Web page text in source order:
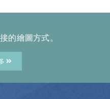
的繪圖方式。